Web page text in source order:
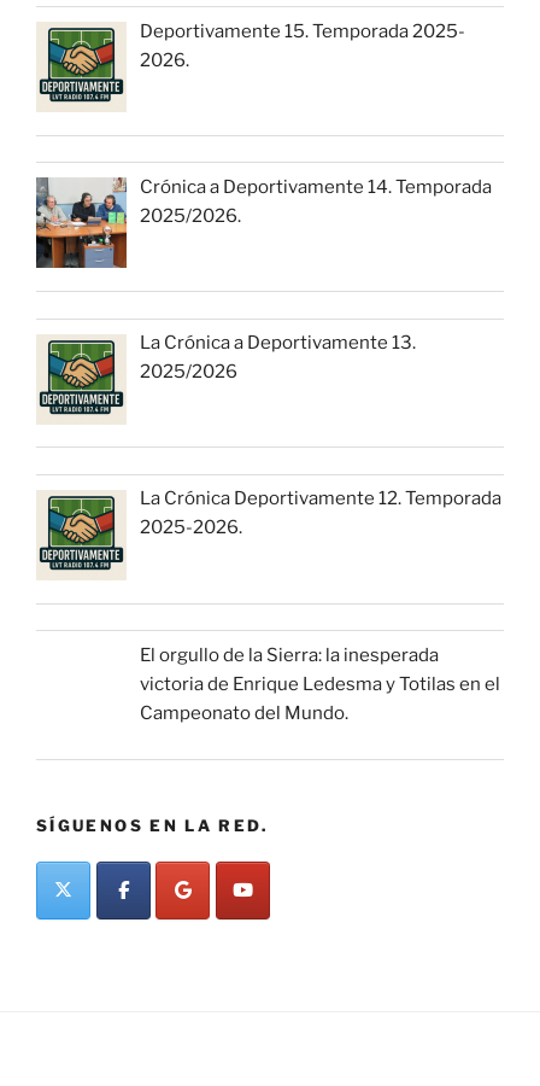
Deportivamente 15. Temporada 2025-
2026.
Crónica a Deportivamente 14. Temporada
2025/2026.
La Crónica a Deportivamente 13.
2025/2026
La Crónica Deportivamente 12. Temporada
2025-2026.
El orgullo de la Sierra: la inesperada
victoria de Enrique Ledesma y Totilas en el
Campeonato del Mundo.
SÍGUENOS EN LA RED.